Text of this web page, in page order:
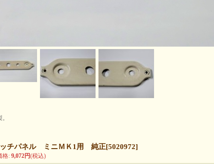
ッチパネル ミニＭＫ1用 純正[5020972]
格: 9,072円(税込)